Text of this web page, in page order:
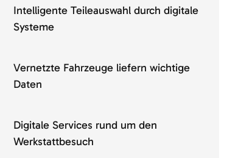
Intelligente Teileauswahl durch digitale
Systeme
Vernetzte Fahrzeuge liefern wichtige
Daten
Digitale Services rund um den
Werkstattbesuch